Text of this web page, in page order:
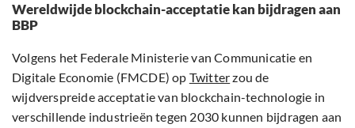
Wereldwijde blockchain-acceptatie kan bijdragen aan
BBP
Volgens het Federale Ministerie van Communicatie en
Digitale Economie (FMCDE) op Twitterzou de
wijdverspreide acceptatie van blockchain-technologie in
verschillende industrieën tegen 2030 kunnen bijdragen aan